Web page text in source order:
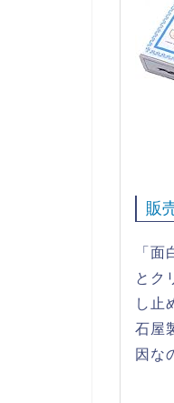
販
「
とク
し止
石屋
因な